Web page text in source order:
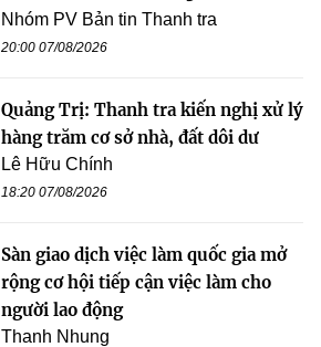
Nhóm PV Bản tin Thanh tra
20:00 07/08/2026
Quảng Trị: Thanh tra kiến nghị xử lý
hàng trăm cơ sở nhà, đất dôi dư
Lê Hữu Chính
18:20 07/08/2026
Sàn giao dịch việc làm quốc gia mở
rộng cơ hội tiếp cận việc làm cho
người lao động
Thanh Nhung